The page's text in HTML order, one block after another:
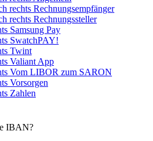
Rechnungsempfänger
Rechnungssteller
Samsung Pay
SwatchPAY!
Twint
Valiant App
Vom LIBOR zum SARON
Vorsorgen
Zahlen
IBAN?